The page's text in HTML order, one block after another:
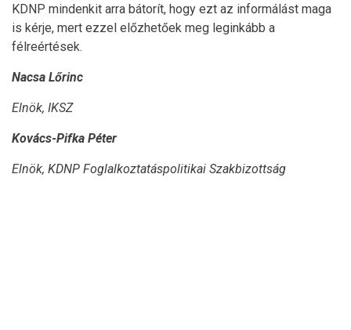
KDNP mindenkit arra bátorít, hogy ezt az informálást maga
is kérje, mert ezzel előzhetőek meg leginkább a
félreértések.
Nacsa Lőrinc
Elnök, IKSZ
Kovács-Pifka Péter
Elnök, KDNP Foglalkoztatáspolitikai Szakbizottság